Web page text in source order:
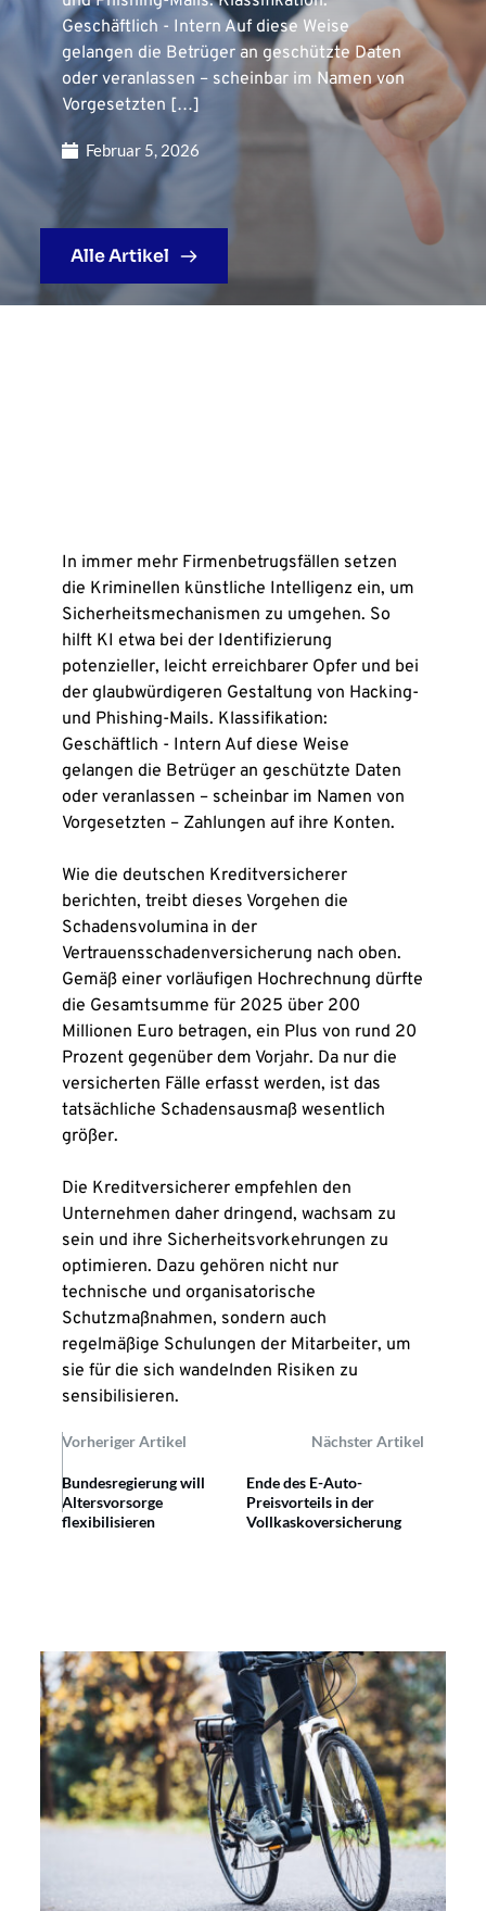
Geschäftlich - Intern Auf diese Weise
gelangen die Betrüger an geschützte Daten
oder veranlassen – scheinbar im Namen von
Vorgesetzten […]
Februar 5, 2026
Alle Artikel
In immer mehr Firmenbetrugsfällen setzen
die Kriminellen künstliche Intelligenz ein, um
Sicherheitsmechanismen zu umgehen. So
hilft KI etwa bei der Identifizierung
potenzieller, leicht erreichbarer Opfer und bei
der glaubwürdigeren Gestaltung von Hacking-
und Phishing-Mails. Klassifikation:
Geschäftlich - Intern Auf diese Weise
gelangen die Betrüger an geschützte Daten
oder veranlassen – scheinbar im Namen von
Vorgesetzten – Zahlungen auf ihre Konten.
Wie die deutschen Kreditversicherer
berichten, treibt dieses Vorgehen die
Schadensvolumina in der
Vertrauensschadenversicherung nach oben.
Gemäß einer vorläufigen Hochrechnung dürfte
die Gesamtsumme für 2025 über 200
Millionen Euro betragen, ein Plus von rund 20
Prozent gegenüber dem Vorjahr. Da nur die
versicherten Fälle erfasst werden, ist das
tatsächliche Schadensausmaß wesentlich
größer.
Die Kreditversicherer empfehlen den
Unternehmen daher dringend, wachsam zu
sein und ihre Sicherheitsvorkehrungen zu
optimieren. Dazu gehören nicht nur
technische und organisatorische
Schutzmaßnahmen, sondern auch
regelmäßige Schulungen der Mitarbeiter, um
sie für die sich wandelnden Risiken zu
sensibilisieren.
Vorheriger Artikel Nächster Artikel
Bundesregierung will
Altersvorsorge
flexibilisieren
Ende des E-Auto-
Preisvorteils in der
Vollkaskoversicherung